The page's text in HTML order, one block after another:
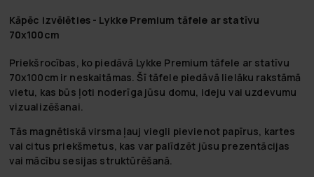
Kāpēc izvēlēties - Lykke Premium tāfele ar statīvu
70x100cm
Priekšrocības, ko piedāvā Lykke Premium tāfele ar statīvu
70x100cm ir neskaitāmas. Šī tāfele piedāvā lielāku rakstāmā
vietu, kas būs ļoti noderīga jūsu domu, ideju vai uzdevumu
vizualizēšanai.
Tās magnētiskā virsma ļauj viegli pievienot papīrus, kartes
vai citus priekšmetus, kas var palīdzēt jūsu prezentācijas
vai mācību sesijas struktūrēšanā.